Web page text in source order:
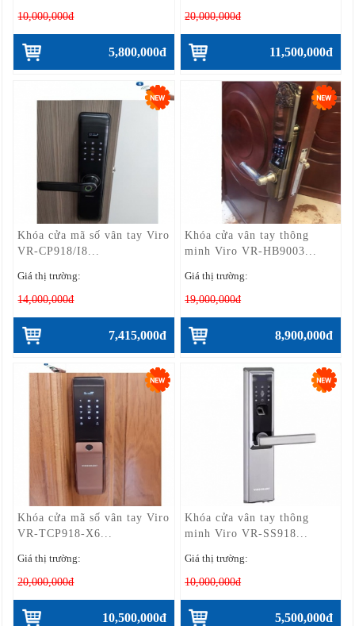
10,000,000đ
5,800,000đ
20,000,000đ
11,500,000đ
Khóa cửa mã số vân tay Viro
VR-CP918/I8...
Giá thị trường:
14,000,000đ
7,415,000đ
Khóa cửa vân tay thông
minh Viro VR-HB9003...
Giá thị trường:
19,000,000đ
8,900,000đ
Khóa cửa mã số vân tay Viro
VR-TCP918-X6...
Giá thị trường:
20,000,000đ
10,500,000đ
Khóa cửa vân tay thông
minh Viro VR-SS918...
Giá thị trường:
10,000,000đ
5,500,000đ